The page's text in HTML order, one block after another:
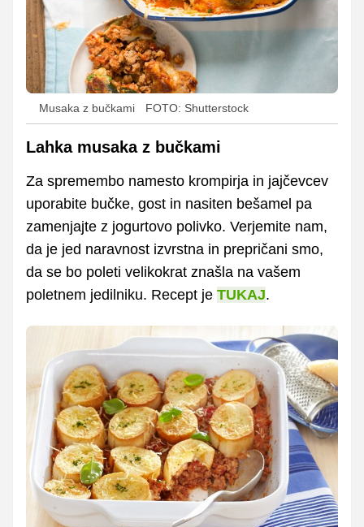
Musaka z bučkami FOTO: Shutterstock
Lahka musaka z bučkami
Za spremembo namesto krompirja in jajčevcev
uporabite bučke, gost in nasiten bešamel pa
zamenjajte z jogurtovo polivko. Verjemite nam,
da je jed naravnost izvrstna in prepričani smo,
da se bo poleti velikokrat znašla na vašem
poletnem jedilniku. Recept je TUKAJ.